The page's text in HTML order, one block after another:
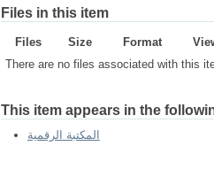
Files in this item
Files Size Format
There are no files associated with this
This item appears in the
المكتبة الرقمية